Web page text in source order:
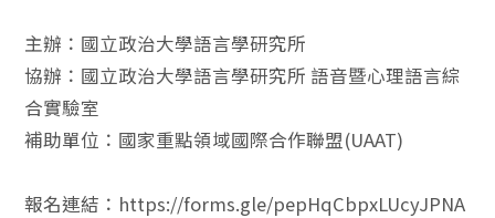
主辦：國立政治大學語言學研究所
協辦：國立政治大學語言學研究所 語音暨心理語言綜
合實驗室
補助單位：國家重點領域國際合作聯盟(UAAT)
報名連結：https://forms.gle/pepHqCbpxLUcyJPNA